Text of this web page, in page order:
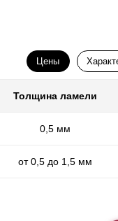
Цены
Толщина ламели
0,5 мм
от 0,5 до 1,5 мм